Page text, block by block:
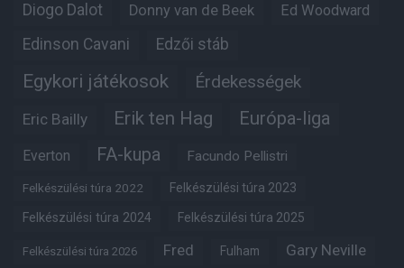
Diogo Dalot Donny van de Beek Ed Woodward
Edinson Cavani Edzői stáb
Egykori játékosok Érdekességek
Eric Bailly Erik ten Hag Európa-liga
Everton FA-kupa Facundo Pellistri
Felkészülési túra 2022 Felkészülési túra 2023
Felkészülési túra 2024 Felkészülési túra 2025
Felkészülési túra 2026 Fred Fulham Gary Neville